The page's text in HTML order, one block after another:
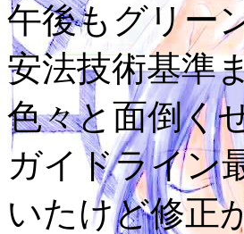
午後もグリー
安法技術基準
色々と面倒く
ガイドライン
いたけど修正